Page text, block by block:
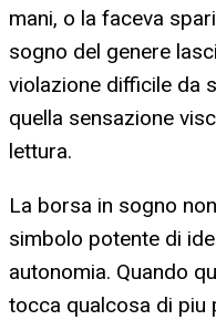
mani, o la faceva
sogno del genere
violazione difficile da
quella sensazione
lettura.
La borsa in sogno
simbolo potente di
autonomia. Quando
tocca qualcosa di piu